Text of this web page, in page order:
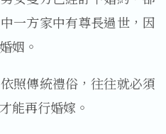
一方家中有尊長過世，因
姻。
照傳統禮俗，往往就必須
能再行婚嫁。